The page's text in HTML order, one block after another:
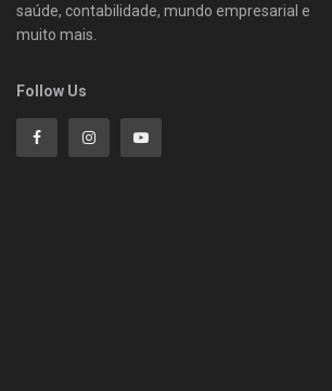
saúde, contabilidade, mundo empresarial e
muito mais.
Follow Us